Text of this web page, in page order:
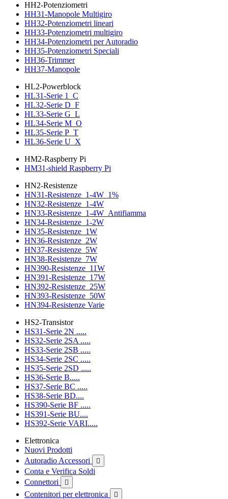
HH2-Potenziometri
HH31-Manopole Multigiro
HH32-Potenziometri lineari
HH33-Potenziometri multigiro
HH34-Potenziometri per Autoradio
HH35-Potenziometri Speciali
HH36-Trimmer
HH37-Manopole
HL2-Powerblock
HL31-Serie 1_C
HL32-Serie D_F
HL33-Serie G_L
HL34-Serie M_O
HL35-Serie P_T
HL36-Serie U_X
HM2-Raspberry Pi
HM31-shield Raspberry Pi
HN2-Resistenze
HN31-Resistenze_1-4W_1%
HN32-Resistenze_1-4W
HN33-Resistenze_1-4W_Antifiamma
HN34-Resistenze_1-2W
HN35-Resistenze_1W
HN36-Resistenze_2W
HN37-Resistenze_5W
HN38-Resistenze_7W
HN390-Resistenze_11W
HN391-Resistenze_17W
HN392-Resistenze_25W
HN393-Resistenze_50W
HN394-Resistenze Varie
HS2-Transistor
HS31-Serie 2N .....
HS32-Serie 2SA .....
HS33-Serie 2SB .....
HS34-Serie 2SC .....
HS35-Serie 2SD .....
HS36-Serie B.....
HS37-Serie BC .....
HS38-Serie BD....
HS390-Serie BF .....
HS391-Serie BU....
HS392-Serie VARI.....
Elettronica
Nuovi Prodotti
Autoradio Accessori

Conta e Verifica Soldi
Connettori

Contenitori per elettronica 